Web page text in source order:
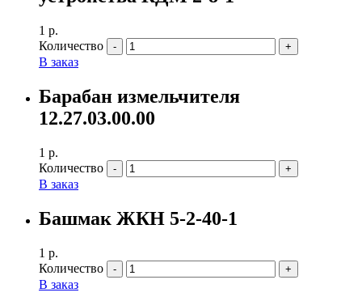
1 р.
Количество
В заказ
Барабан измельчителя
12.27.03.00.00
1 р.
Количество
В заказ
Башмак ЖКН 5-2-40-1
1 р.
Количество
В заказ